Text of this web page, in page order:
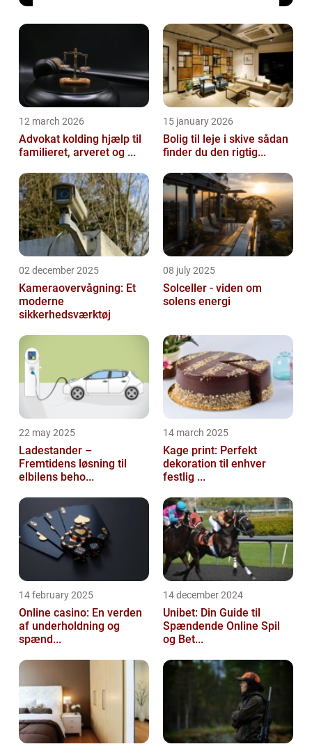
12 march 2026
Advokat kolding hjælp til
familieret, arveret og ...
15 january 2026
Bolig til leje i skive sådan
finder du den rigtig...
02 december 2025
Kameraovervågning: Et
moderne
sikkerhedsværktøj
08 july 2025
Solceller - viden om
solens energi
22 may 2025
Ladestander –
Fremtidens løsning til
elbilens beho...
14 march 2025
Kage print: Perfekt
dekoration til enhver
festlig ...
14 february 2025
Online casino: En verden
af underholdning og
spænd...
14 december 2024
Unibet: Din Guide til
Spændende Online Spil
og Bet...